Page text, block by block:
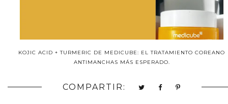
KOJIC ACID + TURMERIC DE MEDICUBE: EL TRATAMIENTO COREANO
ANTIMANCHAS MÁS ESPERADO.
COMPARTIR: